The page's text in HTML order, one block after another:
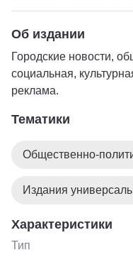
Об издании
Городские новости,
социальная,
реклама.
Тематики
Общественно-
Издания
Характеристики
Тип